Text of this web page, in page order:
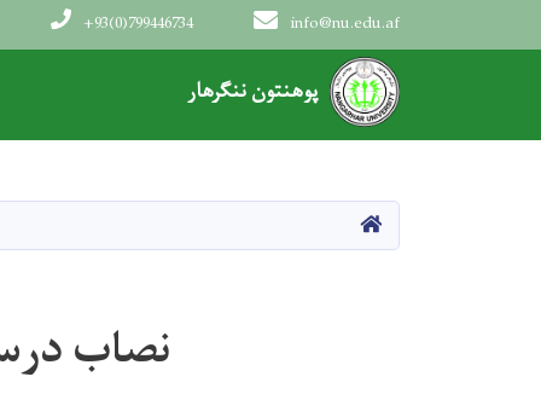
پوهنتون ننګرهار
info@nu.edu.af
+93(0)799446734
Main navigation
صفحه اصلی
نصاب